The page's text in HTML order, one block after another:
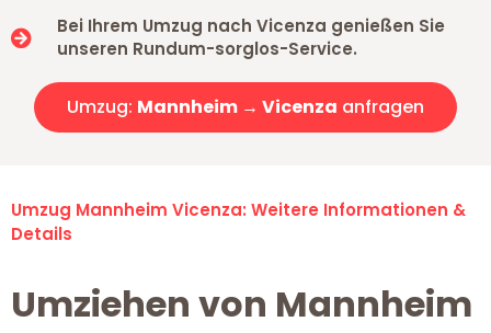
Bei Ihrem Umzug nach Vicenza genießen Sie
unseren Rundum-sorglos-Service.
Umzug: Mannheim → Vicenza anfragen
Umzug Mannheim Vicenza: Weitere Informationen &
Details
Umziehen von Mannheim